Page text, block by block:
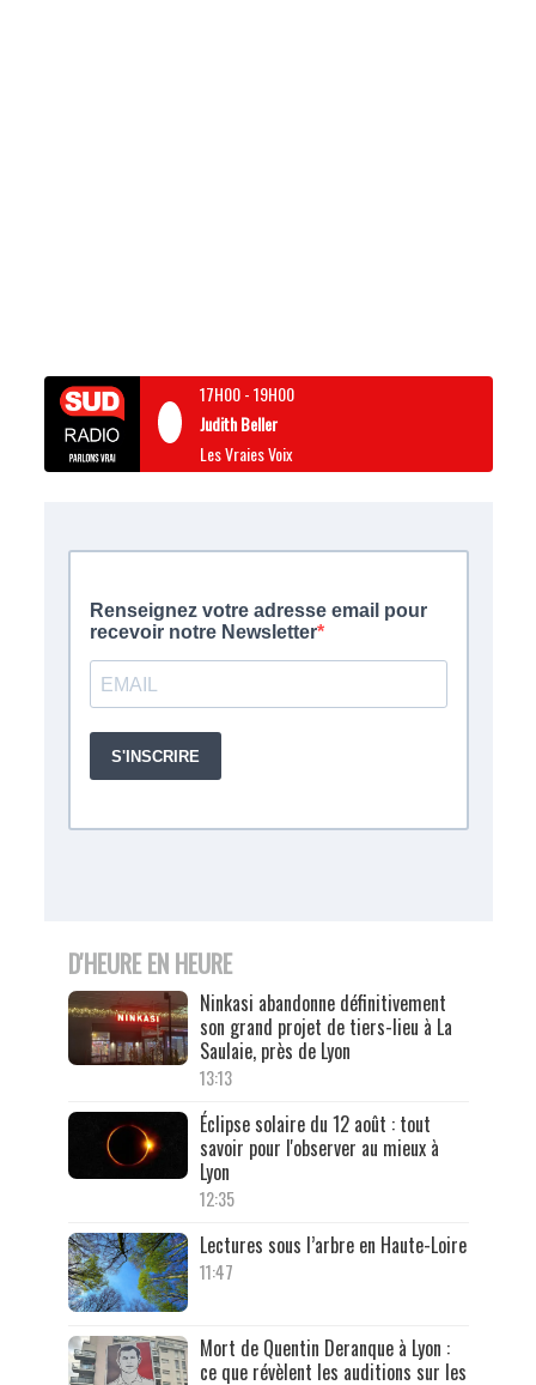
17H00-19H00
Judith Beller
Les Vraies Voix
D'HEURE EN HEURE
Ninkasi abandonne définitivement
son grand projet de tiers-lieu à La
Saulaie, près de Lyon
13:13
Éclipse solaire du 12 août : tout
savoir pour l'observer au mieux à
Lyon
12:35
Lectures sous l’arbre en Haute-Loire
11:47
Mort de Quentin Deranque à Lyon :
ce que révèlent les auditions sur les